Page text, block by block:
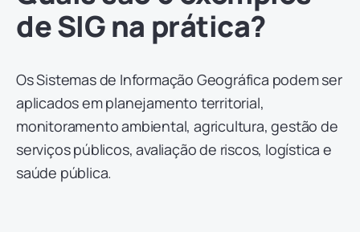
de SIG na prática?
Os Sistemas de Informação Geográfica podem ser
aplicados em planejamento territorial,
monitoramento ambiental, agricultura, gestão de
serviços públicos, avaliação de riscos, logística e
saúde pública.